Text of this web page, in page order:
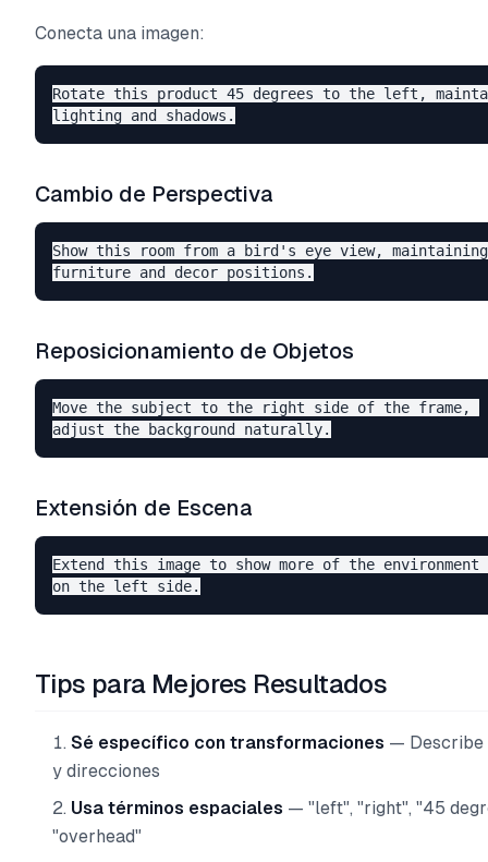
Conecta una imagen:
Rotate this product 45 degrees to the left,
Cambio de Perspectiva
Show this room from a bird's eye view,
Reposicionamiento de Objetos
Move the subject to the right side of the frame,
Extensión de Escena
Extend this image to show more of the environment
Tips para Mejores Resultados
Sé específico con transformaciones — Describe
y direcciones
Usa términos espaciales — "left", "right", "45
"overhead"